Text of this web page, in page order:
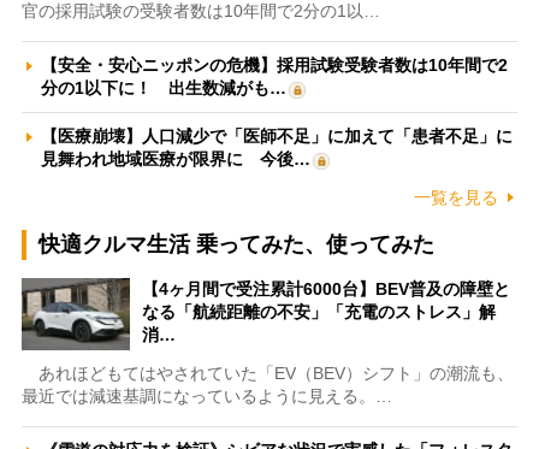
官の採用試験の受験者数は10年間で2分の1以…
【安全・安心ニッポンの危機】採用試験受験者数は10年間で2
分の1以下に！ 出生数減がも…
【医療崩壊】人口減少で「医師不足」に加えて「患者不足」に
見舞われ地域医療が限界に 今後…
一覧を見る
快適クルマ生活 乗ってみた、使ってみた
【4ヶ月間で受注累計6000台】BEV普及の障壁と
なる「航続距離の不安」「充電のストレス」解
消…
あれほどもてはやされていた「EV（BEV）シフト」の潮流も、
最近では減速基調になっているように見える。…